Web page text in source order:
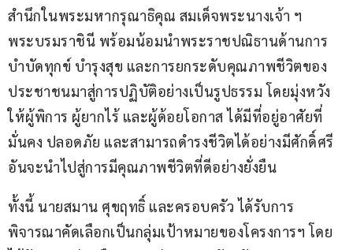
สำนึกในพระมหากรุณาธิคุณ สมเด็จพระนางเจ้า ฯ
พระบรมราชินี พร้อมน้อมนำพระราชปณิธานด้านการ
บำบัดทุกข์ บำรุงสุข และการยกระดับคุณภาพชีวิตของ
ประชาชนมาสู่การปฏิบัติอย่างเป็นรูปธรรม โดยมุ่งหวัง
ให้ผู้พิการ ผู้ยากไร้ และผู้ด้อยโอกาส ได้มีที่อยู่อาศัยที่
มั่นคง ปลอดภัย และสามารถดำรงชีวิตได้อย่างมีศักดิ์ศรี
อันจะนำไปสู่การมีคุณภาพชีวิตที่ดีอย่างยั่งยืน
ทั้งนี้ นายสมาน ศุขฤทธิ์ และครอบครัว ได้รับการ
พิจารณาคัดเลือกเป็นกลุ่มเป้าหมายของโครงการฯ โดย